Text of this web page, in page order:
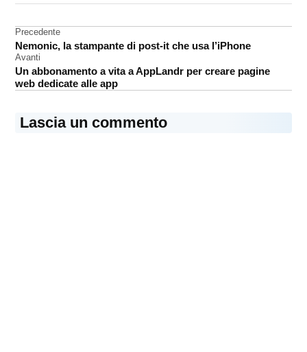
Navigazione
articoli
Precedente
Nemonic, la stampante di post-it che usa l’iPhone
Avanti
Un abbonamento a vita a AppLandr per creare pagine
web dedicate alle app
Lascia un commento